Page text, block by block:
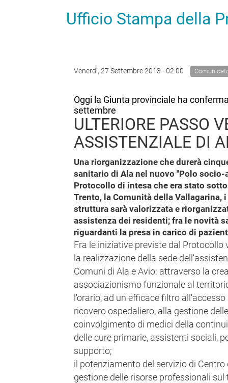
Ufficio Stampa della
Venerdì, 27 Settembre 2013 - 02:00
Oggi la Giunta provinciale ha
settembre
ULTERIORE PASSO
ASSISTENZIALE DI
Una riorganizzazione che durerà
sanitario di Ala nel nuovo "Polo
Protocollo di intesa che era stato
Trento, la Comunità della Vallagarina,
struttura sarà valorizzata e
assistenza dei residenti; fra le novità
riguardanti la presa in carico di
Fra le iniziative previste dal Protocollo
la realizzazione della sede
Comuni di Ala e Avio: attraverso la
associazionismo funzionale al
l'orario, ad un efficace filtro
ricovero ospedaliero, alla gestione
coinvolgimento di medici della
delle cure primarie, assistenti sociali,
supporto;
il potenziamento del servizio di
gestione delle risorse professionali